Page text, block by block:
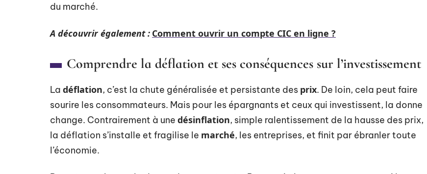
du marché.
A découvrir également : Comment ouvrir un compte CIC en ligne ?
Comprendre la déflation et ses conséquences sur l’investissement
La déflation, c’est la chute généralisée et persistante des prix. De loin, cela peut faire
sourire les consommateurs. Mais pour les épargnants et ceux qui investissent, la donne
change. Contrairement à une désinflation, simple ralentissement de la hausse des prix,
la déflation s’installe et fragilise le marché, les entreprises, et finit par ébranler toute
l’économie.